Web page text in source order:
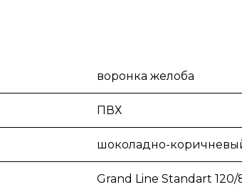
воронка желоба
ПВХ
шоколадно-
Grand Line Standart 120/